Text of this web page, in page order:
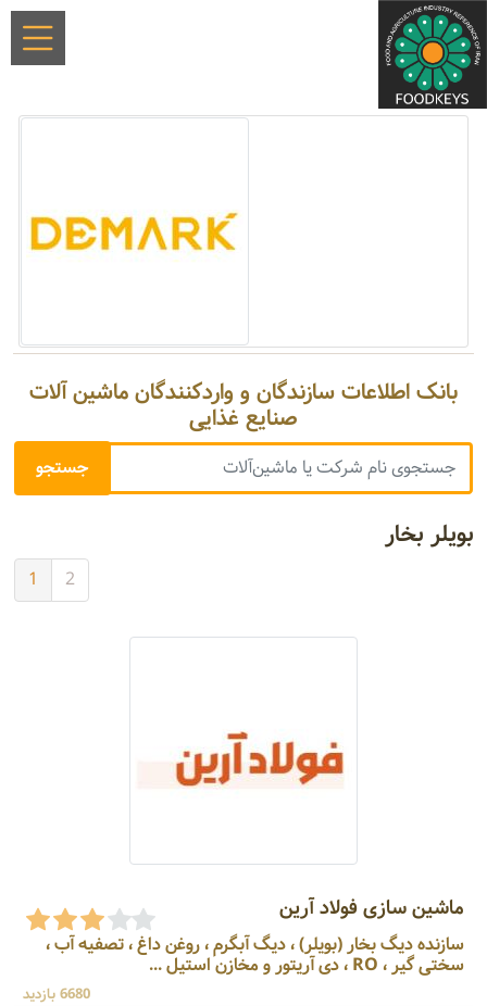
بانک اطلاعات سازندگان و واردکنندگان ماشین آلات
صنایع غذایی
بویلر بخار
1 2
ماشین سازی فولاد آرین
سازنده دیگ بخار (بویلر) ، دیگ آبگرم ، روغن داغ ، تصفیه آب ،
سختی گیر ، RO ، دی آریتور و مخازن استیل ...
6680 بازدید